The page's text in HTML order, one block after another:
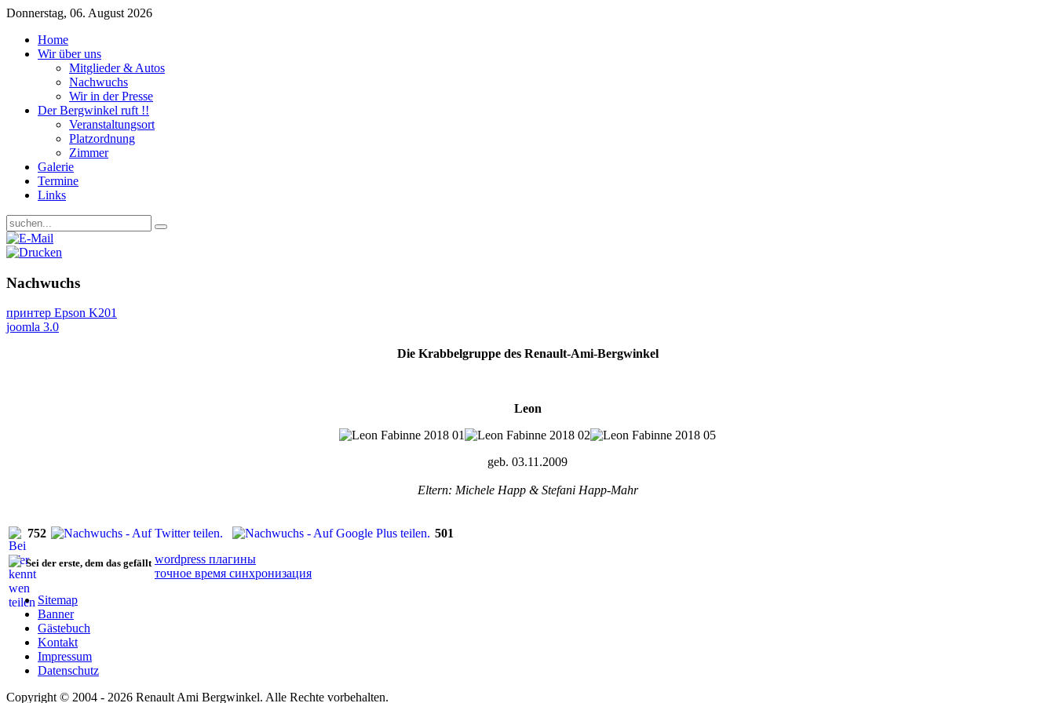
Donnerstag, 06. August 2026
Home
Wir über uns
Mitglieder & Autos
Nachwuchs
Wir in der Presse
Der Bergwinkel ruft !!
Veranstaltungsort
Platzordnung
Zimmer
Galerie
Termine
Links
Nachwuchs
принтер Epson K201
joomla 3.0
Die Krabbelgruppe des Renault-Ami-Bergwinkel
Leon
geb. 03.11.2009
Eltern: Michele Happ & Stefani Happ-Mahr
752 501
Sei der erste, dem das gefällt wordpress плагины
точное время синхронизация
Sitemap
Banner
Gästebuch
Kontakt
Impressum
Datenschutz
Copyright © 2004 - 2026 Renault Ami Bergwinkel. Alle Rechte vorbehalten.